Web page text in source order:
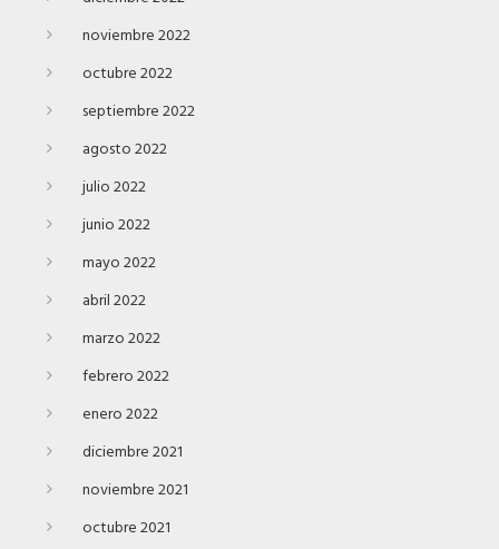
noviembre 2022
octubre 2022
septiembre 2022
agosto 2022
julio 2022
junio 2022
mayo 2022
abril 2022
marzo 2022
febrero 2022
enero 2022
diciembre 2021
noviembre 2021
octubre 2021